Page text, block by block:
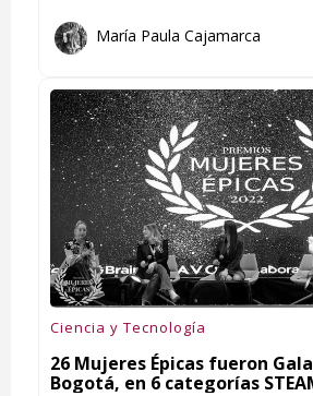
María Paula Cajamarca
Ciencia y Tecnología
26 Mujeres Épicas fueron
Bogotá, en 6 categorías